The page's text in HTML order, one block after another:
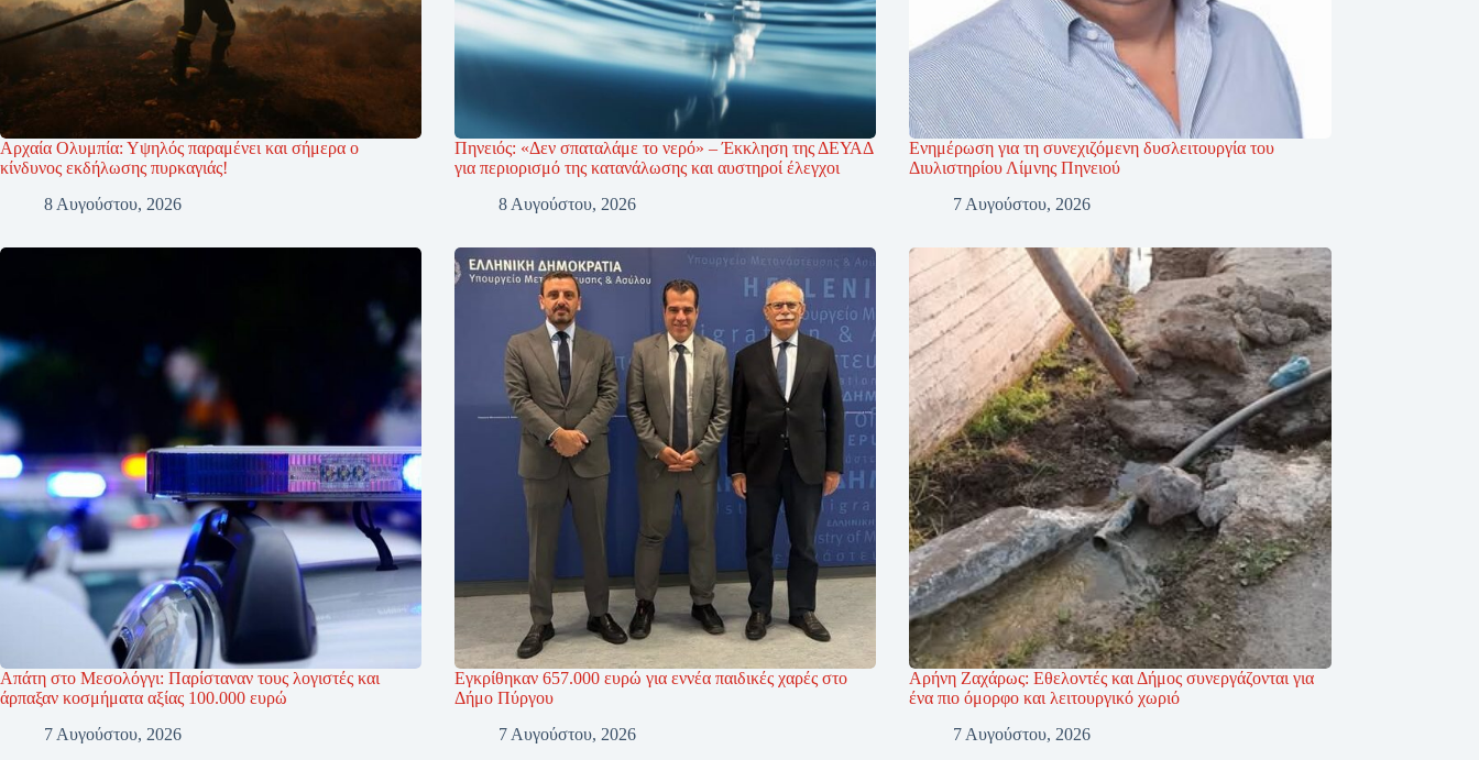
Αρχαία Ολυμπία: Υψηλός παραμένει και σήμερα ο
κίνδυνος εκδήλωσης πυρκαγιάς!
8 Αυγούστου, 2026
Πηνειός: «Δεν σπαταλάμε το νερό» – Έκκληση της ΔΕΥΑΔ
για περιορισμό της κατανάλωσης και αυστηροί έλεγχοι
8 Αυγούστου, 2026
Ενημέρωση για τη συνεχιζόμενη δυσλειτουργία του
Διυλιστηρίου Λίμνης Πηνειού
7 Αυγούστου, 2026
Απάτη στο Μεσολόγγι: Παρίσταναν τους λογιστές και
άρπαξαν κοσμήματα αξίας 100.000 ευρώ
7 Αυγούστου, 2026
Εγκρίθηκαν 657.000 ευρώ για εννέα παιδικές χαρές στο
Δήμο Πύργου
7 Αυγούστου, 2026
Αρήνη Ζαχάρως: Εθελοντές και Δήμος συνεργάζονται για
ένα πιο όμορφο και λειτουργικό χωριό
7 Αυγούστου, 2026